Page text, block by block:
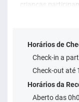
crianças
durante todo o
Horários de
Check-in a
Check-out até
Horários da
Aberto das